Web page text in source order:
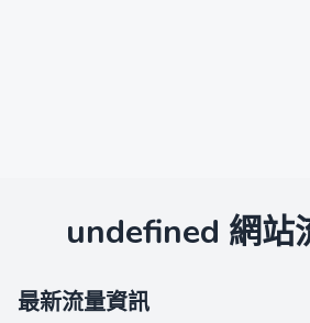
undefined 網站
最新流量資訊